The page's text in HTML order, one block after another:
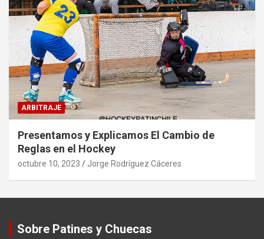
ARBITRAJE
Presentamos y Explicamos El Cambio de
Reglas en el Hockey
octubre 10, 2023 Jorge Rodríguez Cáceres
Sobre Patines y Chuecas